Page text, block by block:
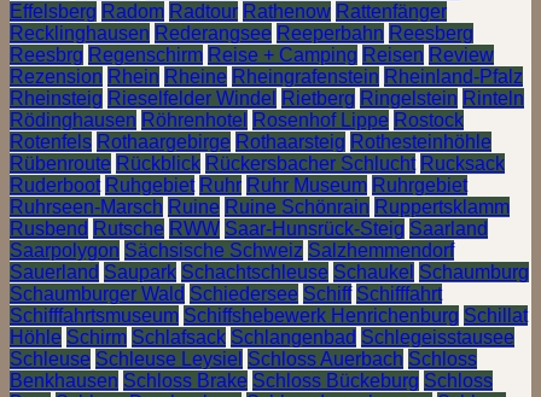
Effelsberg Radom Radtour Rathenow Rattenfänger
Recklinghausen Rederangsee Reeperbahn Reesberg
Reesbrg Regenschirm Reise + Camping Reisen Review
Rezension Rhein Rheine Rheingrafenstein Rheinland-Pfalz
Rheinsteig Rieselfelder Windel Rietberg Ringelstein Rinteln
Rödinghausen Röhrenhotel Rosenhof Lippe Rostock
Rotenfels Rothaargebirge Rothaarsteig Rothesteinhöhle
Rübenroute Rückblick Rückersbacher Schlucht Rucksack
Ruderboot Ruhgebiet Ruhr Ruhr Museum Ruhrgebiet
Ruhrseen-Marsch Ruine Ruine Schönrain Ruppertsklamm
Rusbend Rutsche RWW Saar-Hunsrück-Steig Saarland
Saarpolygon Sächsische Schweiz Salzhemmendorf
Sauerland Saupark Schachtschleuse Schaukel Schaumburg
Schaumburger Wald Schiedersee Schiff Schifffahrt
Schifffahrtsmuseum Schiffshebewerk Henrichenburg Schillat
Höhle Schirm Schlafsack Schlangenbad Schlegeisstausee
Schleuse Schleuse Leysiel Schloss Auerbach Schloss
Benkhausen Schloss Brake Schloss Bückeburg Schloss